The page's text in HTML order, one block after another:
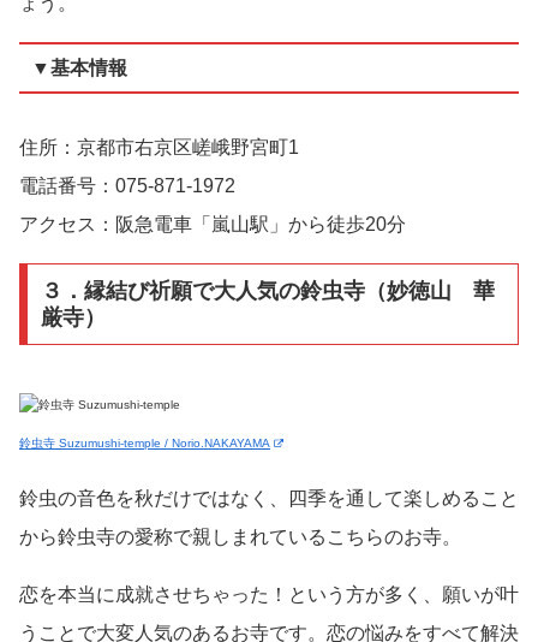
▼基本情報
住所：京都市右京区嵯峨野宮町1
電話番号：075-871-1972
アクセス：阪急電車「嵐山駅」から徒歩20分
３．縁結び祈願で大人気の鈴虫寺（妙徳山 華
厳寺）
鈴虫寺 Suzumushi-temple / Norio.NAKAYAMA
鈴虫の音色を秋だけではなく、四季を通して楽しめること
から鈴虫寺の愛称で親しまれているこちらのお寺。
恋を本当に成就させちゃった！という方が多く、願いが叶
うことで大変人気のあるお寺です。恋の悩みをすべて解決